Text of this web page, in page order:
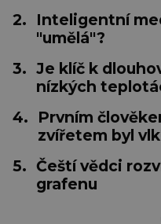
2.
Inteligentní
"umělá"?
3. Je klíč k
nízkých
4.
Prvním
zvířetem byl
5. Čeští vědci
grafenu